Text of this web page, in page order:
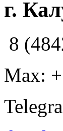
г.
8
Max: